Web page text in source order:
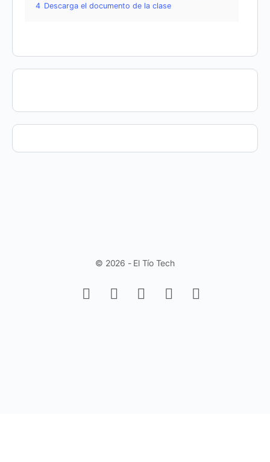
4 Descarga el documento de la clase
© 2026 - El Tío Tech